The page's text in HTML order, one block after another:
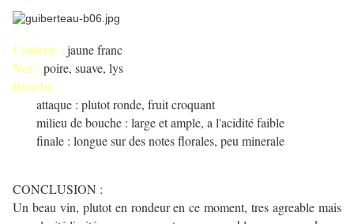
Couleur : jaune franc
Nez : poire, suave, lys
Bouche :
attaque : plutot ronde, fruit croquant
milieu de bouche : large et ample, a l'acidité faible
finale : longue sur des notes florales, peu minerale
CONCLUSION :
Un beau vin, plutot en rondeur en ce moment, tres agreable mais